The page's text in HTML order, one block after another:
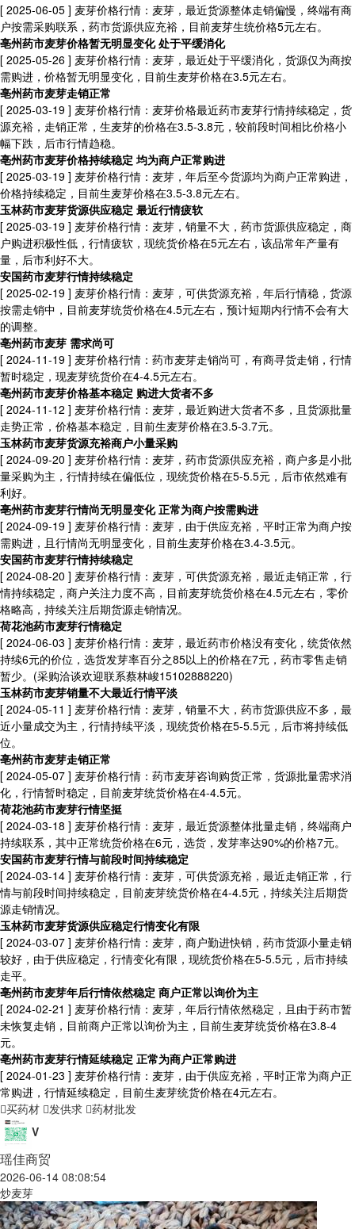
[ 2025-06-05 ] 麦芽价格行情：麦芽，最近货源整体走销偏慢，终端有商
户按需采购联系，药市货源供应充裕，目前麦芽生统价格5元左右。
亳州药市麦芽价格暂无明显变化 处于平缓消化
[ 2025-05-26 ] 麦芽价格行情：麦芽，最近处于平缓消化，货源仅为商按
需购进，价格暂无明显变化，目前生麦芽价格在3.5元左右。
亳州药市麦芽走销正常
[ 2025-03-19 ] 麦芽价格行情：麦芽价格最近药市麦芽行情持续稳定，货
源充裕，走销正常，生麦芽的价格在3.5-3.8元，较前段时间相比价格小
幅下跌，后市行情趋稳。
亳州药市麦芽价格持续稳定 均为商户正常购进
[ 2025-03-19 ] 麦芽价格行情：麦芽，年后至今货源均为商户正常购进，
价格持续稳定，目前生麦芽价格在3.5-3.8元左右。
玉林药市麦芽货源供应稳定 最近行情疲软
[ 2025-03-19 ] 麦芽价格行情：麦芽，销量不大，药市货源供应稳定，商
户购进积极性低，行情疲软，现统货价格在5元左右，该品常年产量有
量，后市利好不大。
安国药市麦芽行情持续稳定
[ 2025-02-19 ] 麦芽价格行情：麦芽，可供货源充裕，年后行情稳，货源
按需走销中，目前麦芽统货价格在4.5元左右，预计短期内行情不会有大
的调整。
亳州药市麦芽 需求尚可
[ 2024-11-19 ] 麦芽价格行情：药市麦芽走销尚可，有商寻货走销，行情
暂时稳定，现麦芽统货价在4-4.5元左右。
亳州药市麦芽价格基本稳定 购进大货者不多
[ 2024-11-12 ] 麦芽价格行情：麦芽，最近购进大货者不多，且货源批量
走势正常，价格基本稳定，目前生麦芽价格在3.5-3.7元。
玉林药市麦芽货源充裕商户小量采购
[ 2024-09-20 ] 麦芽价格行情：麦芽，药市货源供应充裕，商户多是小批
量采购为主，行情持续在偏低位，现统货价格在5-5.5元，后市依然难有
利好。
亳州药市麦芽行情尚无明显变化 正常为商户按需购进
[ 2024-09-19 ] 麦芽价格行情：麦芽，由于供应充裕，平时正常为商户按
需购进，且行情尚无明显变化，目前生麦芽价格在3.4-3.5元。
安国药市麦芽行情持续稳定
[ 2024-08-20 ] 麦芽价格行情：麦芽，可供货源充裕，最近走销正常，行
情持续稳定，商户关注力度不高，目前麦芽统货价格在4.5元左右，零价
格略高，持续关注后期货源走销情况。
荷花池药市麦芽行情稳定
[ 2024-06-03 ] 麦芽价格行情：麦芽，最近药市价格没有变化，统货依然
持续6元的价位，选货发芽率百分之85以上的价格在7元，药市零售走销
暂少。(采购洽谈欢迎联系蔡林峻15102888220)
玉林药市麦芽销量不大最近行情平淡
[ 2024-05-11 ] 麦芽价格行情：麦芽，销量不大，药市货源供应不多，最
近小量成交为主，行情持续平淡，现统货价格在5-5.5元，后市将持续低
位。
亳州药市麦芽走销正常
[ 2024-05-07 ] 麦芽价格行情：药市麦芽咨询购货正常，货源批量需求消
化，行情暂时稳定，目前麦芽统货价格在4-4.5元。
荷花池药市麦芽行情坚挺
[ 2024-03-18 ] 麦芽价格行情：麦芽，最近货源整体批量走销，终端商户
持续联系，其中正常统货价格在6元，选货，发芽率达90%的价格7元。
安国药市麦芽行情与前段时间持续稳定
[ 2024-03-14 ] 麦芽价格行情：麦芽，可供货源充裕，最近走销正常，行
情与前段时间持续稳定，目前麦芽统货价格在4-4.5元，持续关注后期货
源走销情况。
玉林药市麦芽货源供应稳定行情变化有限
[ 2024-03-07 ] 麦芽价格行情：麦芽，商户勤进快销，药市货源小量走销
较好，由于供应稳定，行情变化有限，现统货价格在5-5.5元，后市持续
走平。
亳州药市麦芽年后行情依然稳定 商户正常以询价为主
[ 2024-02-21 ] 麦芽价格行情：麦芽，年后行情依然稳定，且由于药市暂
未恢复走销，目前商户正常以询价为主，目前生麦芽统货价格在3.8-4
元。
亳州药市麦芽行情延续稳定 正常为商户正常购进
[ 2024-01-23 ] 麦芽价格行情：麦芽，由于供应充裕，平时正常为商户正
常购进，行情延续稳定，目前生麦芽统货价格在4元左右。
买药材 发供求 药材批发
V
瑶佳商贸
2026-06-14 08:08:54
炒麦芽